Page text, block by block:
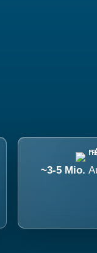
~3-5 Mio.